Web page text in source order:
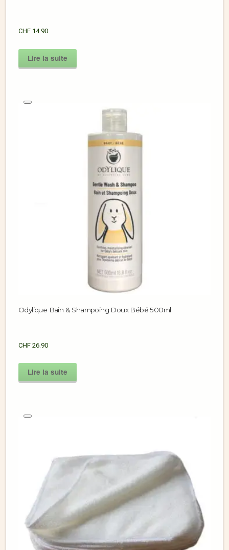
CHF 14.90
Lire la suite
Odylique Bain & Shampoing Doux Bébé 500ml
CHF 26.90
Lire la suite